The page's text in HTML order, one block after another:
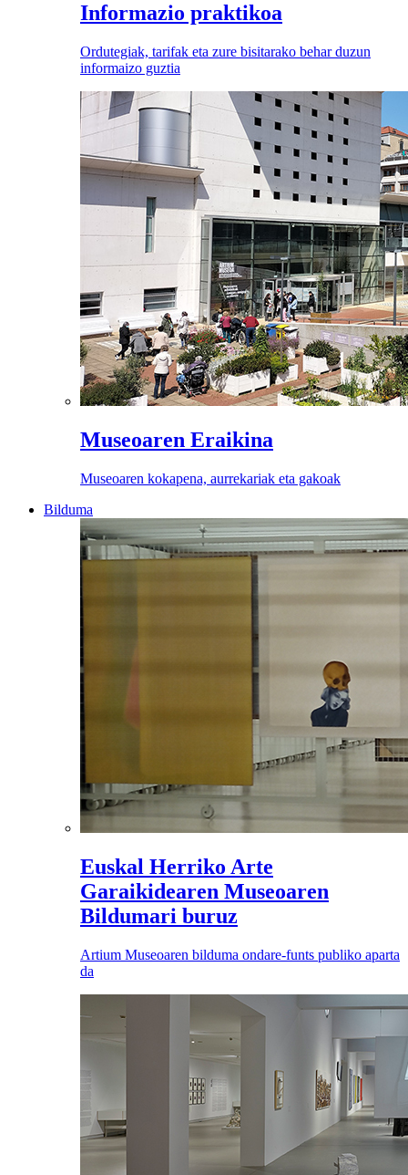
Informazio praktikoa
Ordutegiak, tarifak eta zure bisitarako behar duzun
informaizo guztia
Museoaren Eraikina
Museoaren kokapena, aurrekariak eta gakoak
Bilduma
Euskal Herriko Arte
Garaikidearen Museoaren
Bildumari buruz
Artium Museoaren bilduma ondare-funts publiko aparta
da